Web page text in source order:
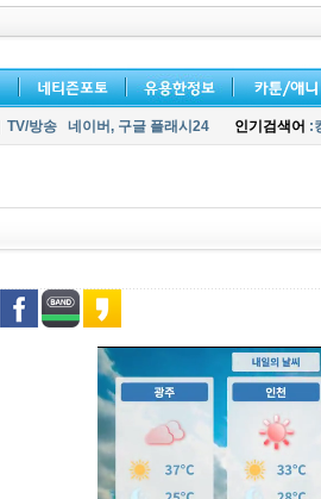
TV/방송 네이버, 구글 플래시24 인기검색어 :